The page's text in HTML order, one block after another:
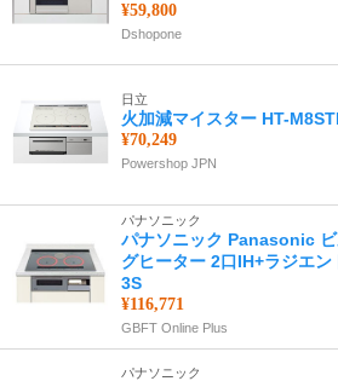
¥59,800
Dshopone
日立
火加減マイスター HT-
¥70,249
Powershop JPN
パナソニック
パナソニック Panasonic
グヒーター 2口IH+ラジエ
3S
¥116,771
GBFT Online Plus
パナソニック